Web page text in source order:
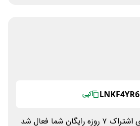
LNKF4YR6 کپی
ممنون که شرکت کردی اشتراک ٧ روزه رایگان شما فعال شد